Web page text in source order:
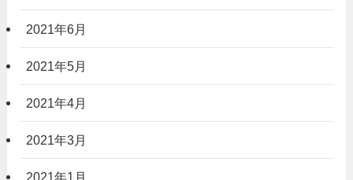
2021年6月
2021年5月
2021年4月
2021年3月
2021年1月